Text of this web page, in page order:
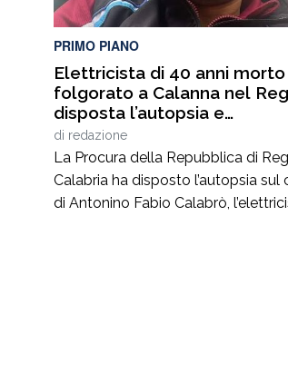
illegalità. Un’azione massiccia e
coordinata che ha visto […]
PRIMO PIANO
Elettricista di 40 anni morto
folgorato a Calanna nel
disposta l’autopsia e
sequestrato il furgone della
ditta
di redazione
La Procura della Repubblica di
Calabria ha disposto l’autopsia sul
di Antonino Fabio Calabrò,